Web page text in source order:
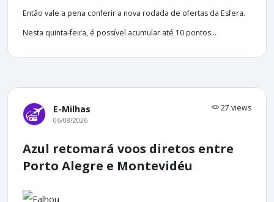
Então vale a pena conferir a nova rodada de ofertas da Esfera.
Nesta quinta-feira, é possível acumular até 10 pontos...
E-Milhas 27 views
06/08/2026
Azul retomará voos diretos entre
Porto Alegre e Montevidéu